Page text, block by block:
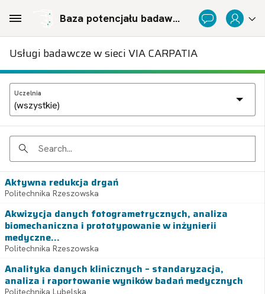
Baza potencjału badawczego Politechnicznej Sieci Via Carpatia im. Prezydenta RP Lecha Kaczyńskiego
Usługi badawcze w sieci VIA CARPATIA
Uczelnia
Search
Aktywna redukcja drgań
Politechnika Rzeszowska
Akwizycja danych fotogrametrycznych, analiza
biomechaniczna i prototypowanie w inżynierii
medyczne...
Politechnika Rzeszowska
Analityka danych klinicznych – standaryzacja,
analiza i raportowanie wyników badań medycznych
Politechnika Lubelska